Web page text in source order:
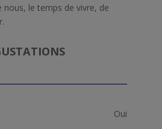
le temps de vivre, de
Oui